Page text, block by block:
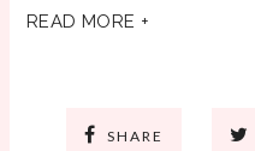
READ MORE +
SHARE